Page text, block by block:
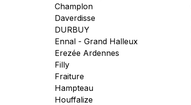
Champlon
Daverdisse
DURBUY
Ennal - Grand Halleux
Erezée Ardennes
Filly
Fraiture
Hampteau
Houffalize